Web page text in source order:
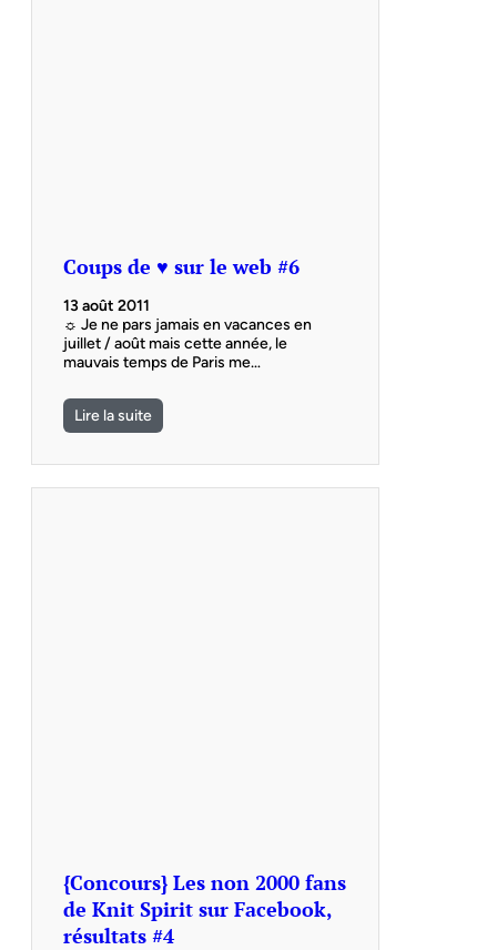
Coups de ♥ sur le web #6
13 août 2011
☼ Je ne pars jamais en vacances en
juillet / août mais cette année, le
mauvais temps de Paris me…
Lire la suite
{Concours} Les non 2000 fans
de Knit Spirit sur Facebook,
résultats #4